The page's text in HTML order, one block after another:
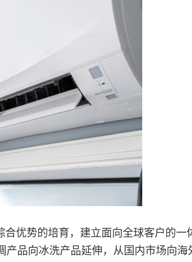
优势的培育，建立面向全球客户的一
品向冰洗产品延伸，从国内市场向海